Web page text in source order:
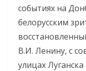
событиях на
белорусским
В.И. Ленину, с
улицах